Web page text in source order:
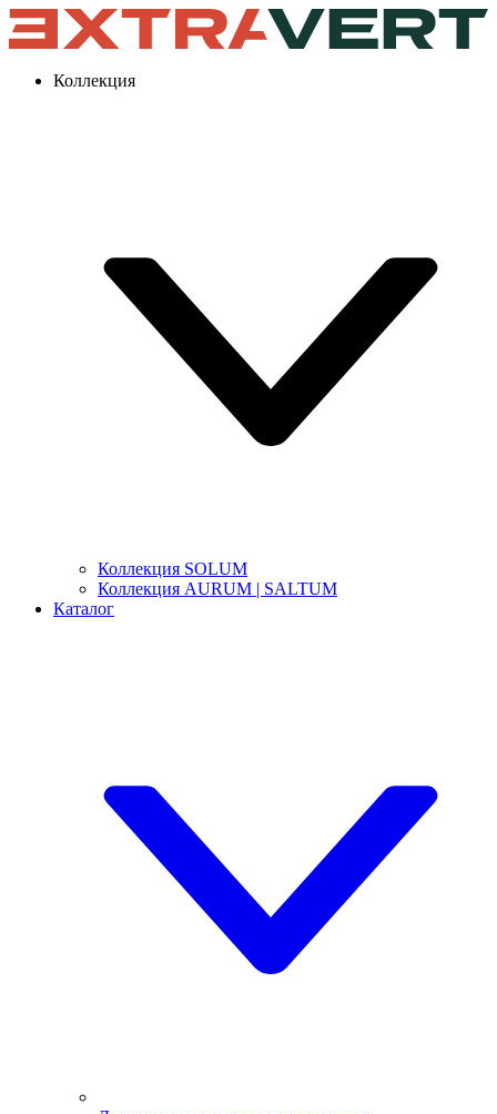
Коллекция
Коллекция SOLUM
Коллекция AURUM | SALTUM
Каталог